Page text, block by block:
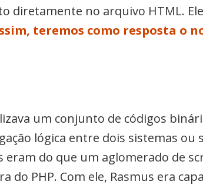
diretamente no arquivo HTML.
teremos como resposta o
um conjunto de códigos
lógica entre dois sistemas ou
eram do que um aglomerado de
do PHP. Com ele, Rasmus era